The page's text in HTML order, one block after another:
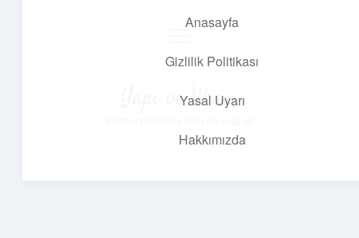
Anasayfa
Gizlilik Politikası
Yasal Uyarı
Hakkımızda
Yapı ve İlham